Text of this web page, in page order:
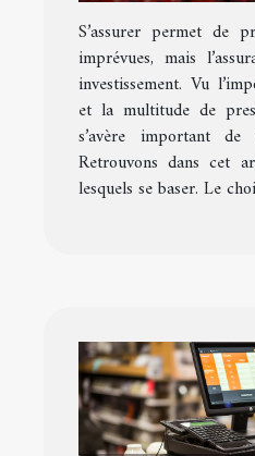
S’assurer permet de
imprévues, mais
investissement. Vu
et la multitude de
s’avère important
Retrouvons dans cet
lesquels se baser. Le